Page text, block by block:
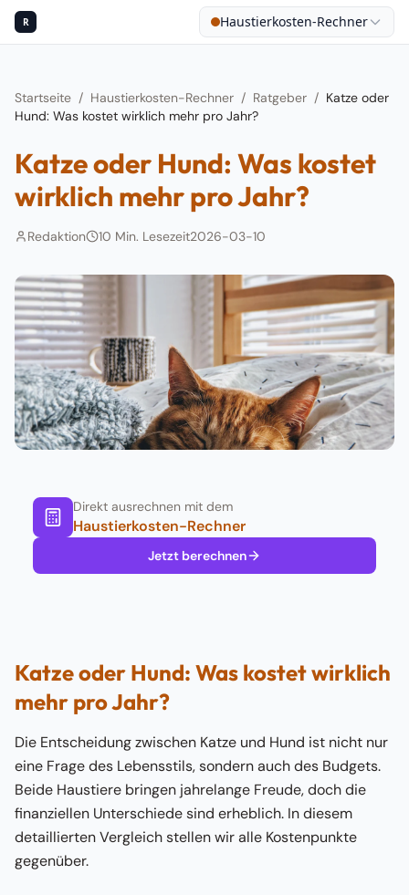
R Haustierkosten-Rechner
Startseite / Haustierkosten-Rechner / Ratgeber / Katze oder
Hund: Was kostet wirklich mehr pro Jahr?
Katze oder Hund: Was kostet
wirklich mehr pro Jahr?
Redaktion 10 Min. Lesezeit2026-03-10
Direkt ausrechnen mit dem
Haustierkosten-Rechner
Jetzt berechnen
Katze oder Hund: Was kostet wirklich
mehr pro Jahr?
Die Entscheidung zwischen Katze und Hund ist nicht nur
eine Frage des Lebensstils, sondern auch des Budgets.
Beide Haustiere bringen jahrelange Freude, doch die
finanziellen Unterschiede sind erheblich. In diesem
detaillierten Vergleich stellen wir alle Kostenpunkte
gegenüber.